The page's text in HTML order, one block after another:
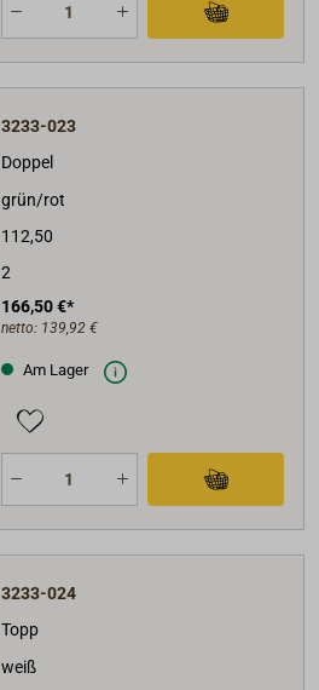
3233-023
Doppel
grün/rot
112,50
2
166,50 €*
netto: 139,92 €
Am Lager
3233-024
Topp
weiß